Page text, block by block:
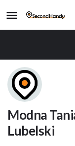
Modna
Lubelski